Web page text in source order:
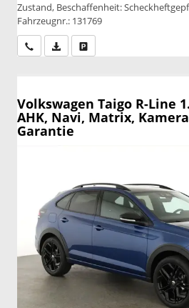
Zustand, Beschaffenheit:
Fahrzeugnr.: 131769
Wir rufen Sie anPDF-Datei, Fahrzeugexposé
Volkswagen Taigo R-Line
AHK, Navi, Matrix,
Garantie